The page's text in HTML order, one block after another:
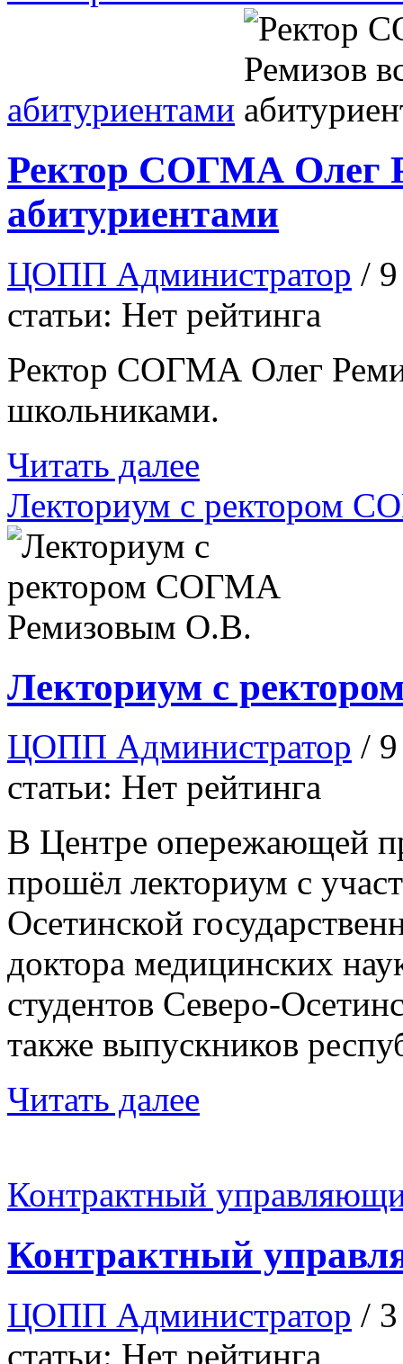
абитуриентами
Ректор СОГМА Олег
абитуриентами
ЦОПП Администратор / 9
статьи: Нет рейтинга
Ректор СОГМА Олег
школьниками.
Читать далее
Лекториум с ректором
Лекториум с
ЦОПП Администратор / 9
статьи: Нет рейтинга
В Центре опережающей
прошёл лекториум с
Осетинской
доктора медицинских
студентов Северо-
также выпускников
Читать далее
Контрактный
Контрактный
ЦОПП Администратор / 3
статьи: Нет рейтинга